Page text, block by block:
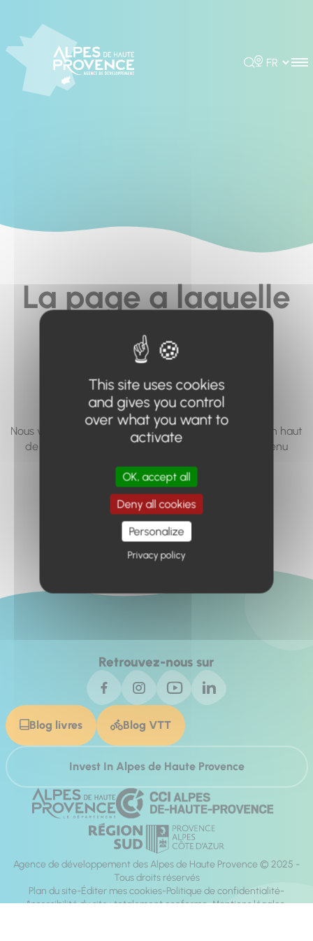
Rechercher
Choisir la
La page a laquelle
vous cherchez à
accéder n'existe
pas... ou plus.
Nous vous invitons à utiliser le moteur de recherche en haut
de page, ou à utiliser le menu pour trouver le contenu
Retour à l'accueil
Retrouvez-nous sur
Blog livres Blog VTT
Invest In Alpes de Haute Provence
Agence de développement des Alpes de Haute Provence © 2025 -
Tous droits réservés
Plan du site Éditer mes cookies Politique de confidentialité
Accessibilité du site : totalement conforme Mentions légales
This site uses cookies
and gives you control
over what you want to
activate
OK, accept all
Deny all cookies
Personalize
Privacy policy